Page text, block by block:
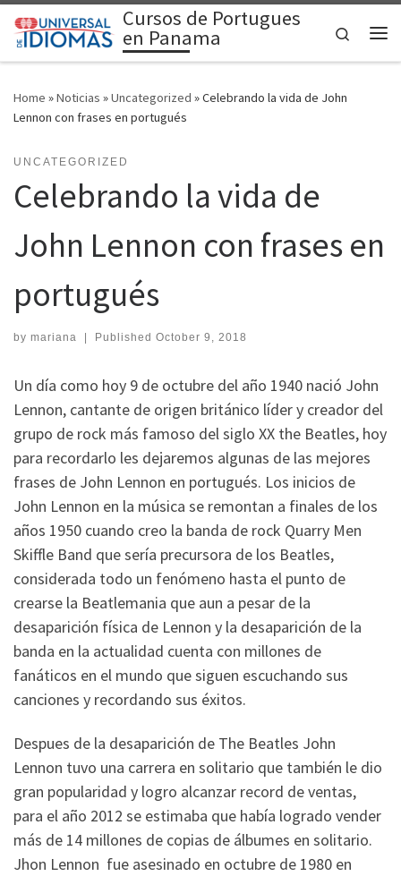
Skip to content Cursos de Portugues
en Panama
Search
Home »Noticias »Uncategorized »Celebrando la vida de John
Lennon con frases en portugués
UNCATEGORIZED
Celebrando la vida de
John Lennon con frases en
portugués
by mariana Published October 9, 2018
Un día como hoy 9 de octubre del año 1940 nació John
Lennon, cantante de origen británico líder y creador del
grupo de rock más famoso del siglo XX the Beatles, hoy
para recordarlo les dejaremos algunas de las mejores
frases de John Lennon en portugués. Los inicios de
John Lennon en la música se remontan a finales de los
años 1950 cuando creo la banda de rock Quarry Men
Skiffle Band que sería precursora de los Beatles,
considerada todo un fenómeno hasta el punto de
crearse la Beatlemania que aun a pesar de la
desaparición física de Lennon y la desaparición de la
banda en la actualidad cuenta con millones de
fanáticos en el mundo que siguen escuchando sus
canciones y recordando sus éxitos.
Despues de la desaparición de The Beatles John
Lennon tuvo una carrera en solitario que también le dio
gran popularidad y logro alcanzar record de ventas,
para el año 2012 se estimaba que había logrado vender
más de 14 millones de copias de álbumes en solitario.
Jhon Lennon fue asesinado en octubre de 1980 en